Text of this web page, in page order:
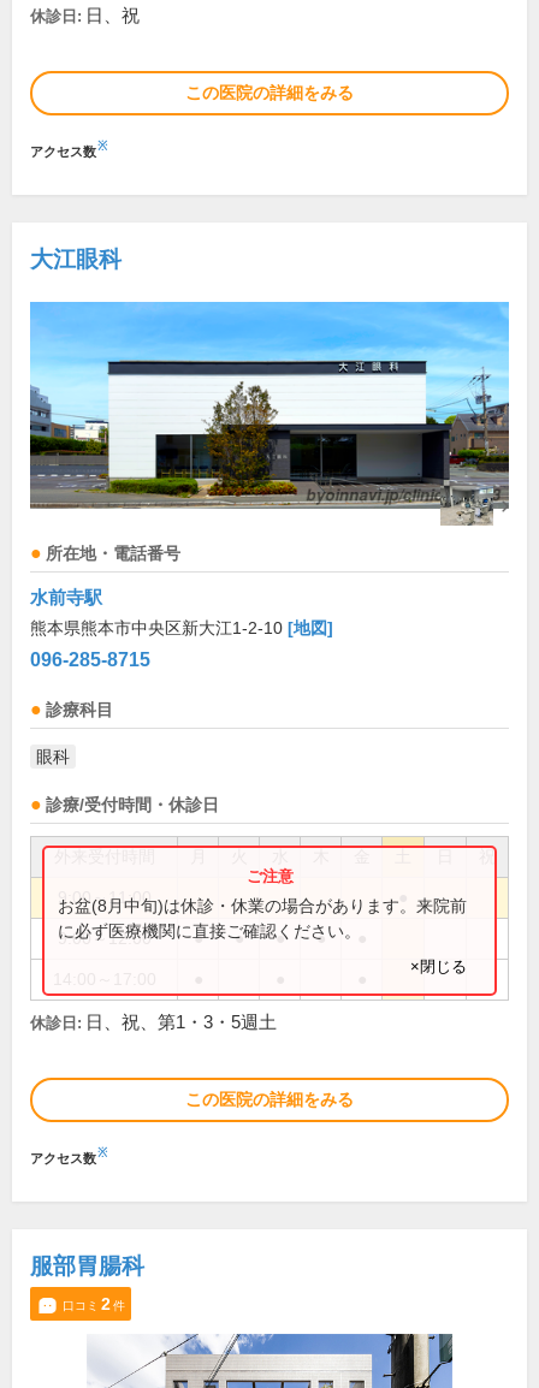
休診日: 日、祝
この医院の詳細をみる
アクセス数※
大江眼科
所在地・電話番号
水前寺駅
熊本県熊本市中央区新大江1-2-10 [地図]
096-285-8715
診療科目
眼科
診療/受付時間・休診日
祝
9:00～11:00
9:00～12:00 ● ● ● ●
お盆(8月中旬)は休診・休業の場合があります。来院前
に必ず医療機関に直接ご確認ください。
×閉じる
休診日: 日、祝、第1・3・5週土
この医院の詳細をみる
アクセス数※
服部胃腸科
口コミ 2件